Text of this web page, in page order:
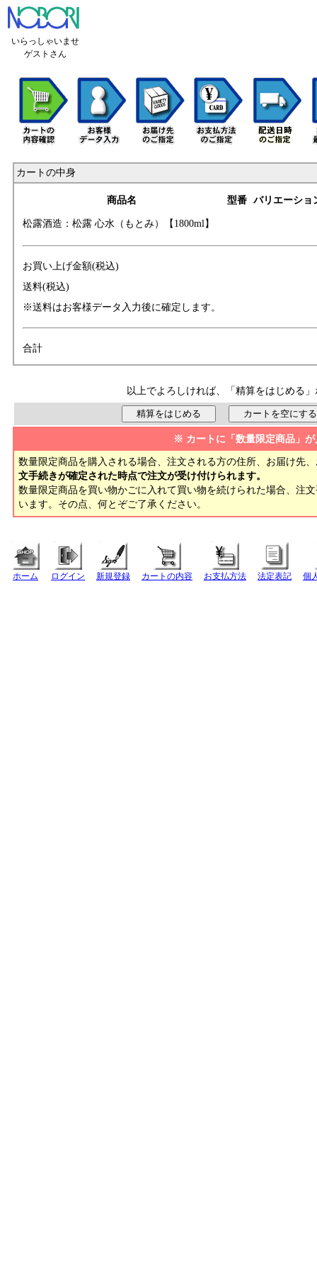
いらっしゃいませ
ゲストさん
カートの中身
商品名 型番 バリエーショ
松露酒造：松露 心水（もとみ）【1800ml】
お買い上げ金額(税込)
送料(税込)
※送料はお客様データ入力後に確定します。
合計
以上でよろしければ、「精算をはじめる
※ カートに「数量限定商品」
数量限定商品を購入される場合、注文される方の住所、お届け先
文手続きが確定された時点で注文が受け付けられます。
数量限定商品を買い物かごに入れて買い物を続けられた場合、注
います。その点、何とぞご了承ください。
ホーム ログイン 新規登録 カートの内容 お支払方法 法定表記 個